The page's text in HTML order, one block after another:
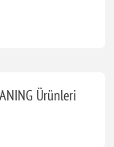
Ürünleri